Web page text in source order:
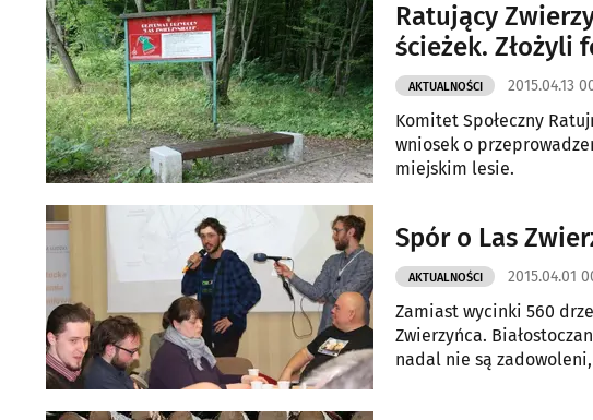
Ratujący
ścieżek. Złożyli
AKTUALNOŚCI 2015.04.13
Komitet Społeczny
wniosek o
miejskim lesie.
Spór o Las
AKTUALNOŚCI 2015.04.01
Zamiast wycinki 560
Zwierzyńca.
nadal nie są